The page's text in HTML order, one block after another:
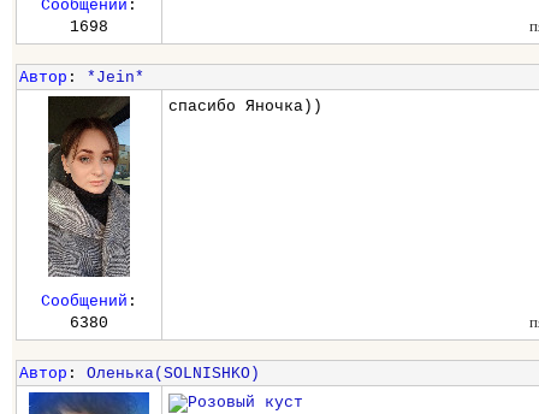
Сообщений :
1698
Автор : *Jein*
спасибо Яночка))
Сообщений :
6380
Автор : Оленька(SOLNISHKO)